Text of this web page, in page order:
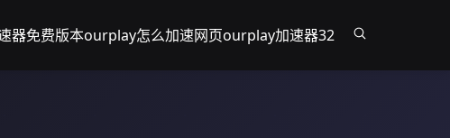
器免费版本ourplay怎么加速网页ourplay加速器32